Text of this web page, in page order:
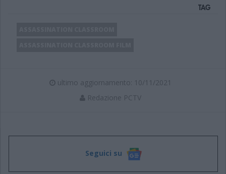
TAG
ultimo aggiornamento: 10/11/2021
Redazione PCTV
Seguici su